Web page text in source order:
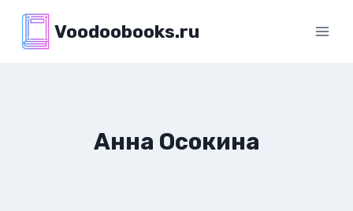
содержимому
Voodoobooks.ru
Анна Осокина